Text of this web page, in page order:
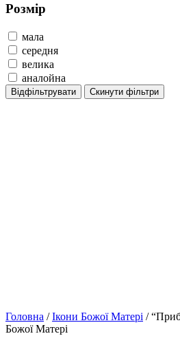
Розмір
мала
середня
велика
аналойна
Відфільтрувати Скинути фільтри
Головна /Ікони Божої Матері /
Божої Матері